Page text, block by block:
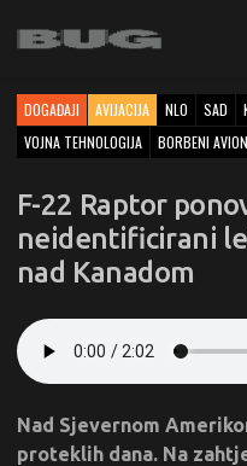
DOGAĐAJI AVIJACIJA NLO SAD
VOJNA TEHNOLOGIJA
BORBENI
F-22 Raptor
neidentificirani
nad Kanadom
Nad Sjevernom
proteklih dana. Na